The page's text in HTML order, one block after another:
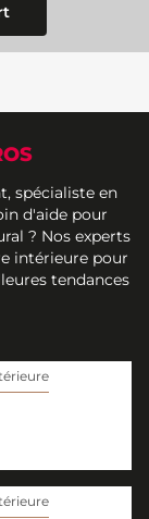
spécialiste en
d'aide pour
? Nos experts
intérieure pour
tendances